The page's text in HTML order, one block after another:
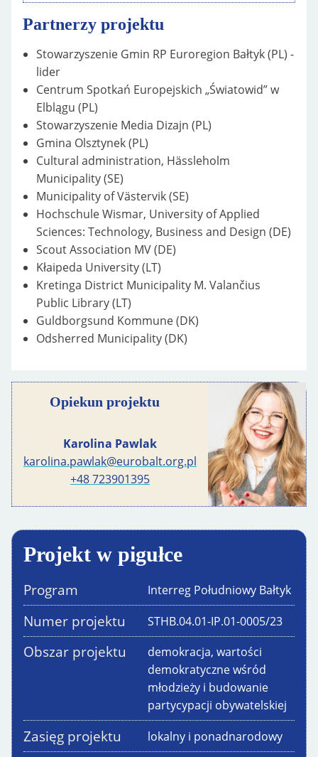
Partnerzy projektu
Stowarzyszenie Gmin RP Euroregion Bałtyk (PL) -
lider
Centrum Spotkań Europejskich „Światowid” w
Elblągu (PL)
Stowarzyszenie Media Dizajn (PL)
Gmina Olsztynek (PL)
Cultural administration, Hässleholm
Municipality (SE)
Municipality of Västervik (SE)
Hochschule Wismar, University of Applied
Sciences: Technology, Business and Design (DE)
Scout Association MV (DE)
Kłaipeda University (LT)
Kretinga District Municipality M. Valančius
Public Library (LT)
Guldborgsund Kommune (DK)
Odsherred Municipality (DK)
Opiekun projektu
Karolina Pawlak
karolina.pawlak@eurobalt.org.pl
+48 723901395
Projekt w pigułce
Program Interreg Południowy Bałtyk
Numer projektu STHB.04.01-IP.01-0005/23
Obszar projektu
demokracja, wartości
demokratyczne wśród
młodzieży i budowanie
partycypacji obywatelskiej
Zasięg projektu lokalny i ponadnarodowy